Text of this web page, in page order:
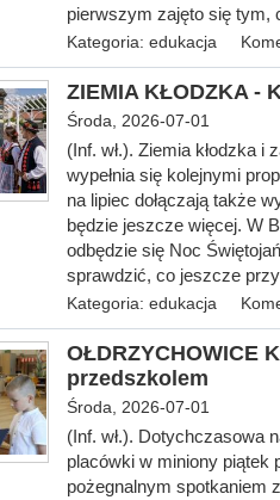
pierwszym zajęto się tym,
Kategoria: edukacja
ZIEMIA KŁODZKA -
Środa, 2026-07-01
(Inf. wł.). Ziemia kłodzka
wypełnia się kolejnymi
na lipiec dołączają także
będzie jeszcze więcej. W
odbędzie się Noc
sprawdzić, co jeszcze
Kategoria: edukacja
OŁDRZYCHOWICE
przedszkolem
Środa, 2026-07-01
(Inf. wł.). Dotychczasowa
placówki w miniony piątek
pożegnalnym spotkaniem